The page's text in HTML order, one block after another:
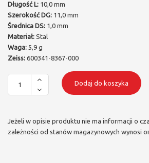
Długość L: 10,0 mm
Szerokość DG: 11,0 mm
Średnica DS: 1,0 mm
Materiał: Stal
Waga: 5,9 g
Zeiss: 600341-8367-000
Dodaj do koszyka
Jeżeli w opisie produktu nie ma informacji o
zależności od stanów magazynowych wynosi